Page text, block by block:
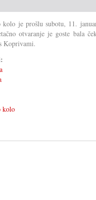
kolo je prošlu subotu, 11.
otvaranje je goste bala
Koprivami.
kolo